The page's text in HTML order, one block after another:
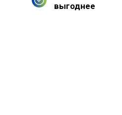
выгоднее